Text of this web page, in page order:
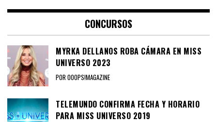
CONCURSOS
MYRKA DELLANOS ROBA CÁMARA EN MISS
UNIVERSO 2023
POR OOOPS!MAGAZINE
TELEMUNDO CONFIRMA FECHA Y HORARIO
PARA MISS UNIVERSO 2019